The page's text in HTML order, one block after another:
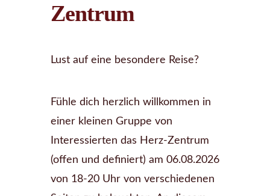
Zentrum
Lust auf eine besondere Reise?
Fühle dich herzlich willkommen in
einer kleinen Gruppe von
Interessierten das Herz-Zentrum
(offen und definiert) am 06.08.2026
von 18-20 Uhr von verschiedenen